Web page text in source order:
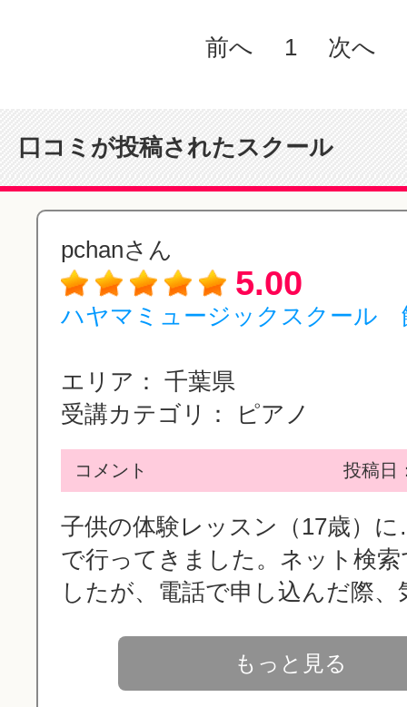
前へ 1 次へ
口コミが投稿されたスクール
pchanさん
5.00
ハヤマミュージックスクール
エリア： 千葉県
受講カテゴリ：
ピアノ
コメント 投稿日
子供の体験レッスン（17歳）
で行ってきました。ネット検
したが、電話で申し込んだ際、
もっと見る